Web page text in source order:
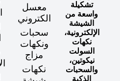
تشكيلة
واسعة من
الشيشة
الإلكترونية،
نكهات
السولت
نيكوتين،
والسحبات
الذكية
معسل
الكتروني
سحبات
ونكهات
مزاج
نكهات